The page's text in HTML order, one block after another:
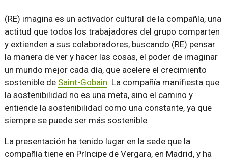
(RE) imagina es un activador cultural de la compañía, una
actitud que todos los trabajadores del grupo comparten
y extienden a sus colaboradores, buscando (RE) pensar
la manera de ver y hacer las cosas, el poder de imaginar
un mundo mejor cada día, que acelere el crecimiento
sostenible de Saint-Gobain. La compañía manifiesta que
la sostenibilidad no es una meta, sino el camino y
entiende la sostenibilidad como una constante, ya que
siempre se puede ser más sostenible.
La presentación ha tenido lugar en la sede que la
compañía tiene en Príncipe de Vergara, en Madrid, y ha